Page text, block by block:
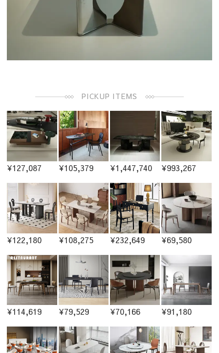
PICKUP ITEMS
¥127,087 ¥105,379 ¥1,447,740 ¥993,267
¥122,180 ¥108,275 ¥232,649 ¥69,580
¥114,619 ¥79,529 ¥70,166 ¥91,180